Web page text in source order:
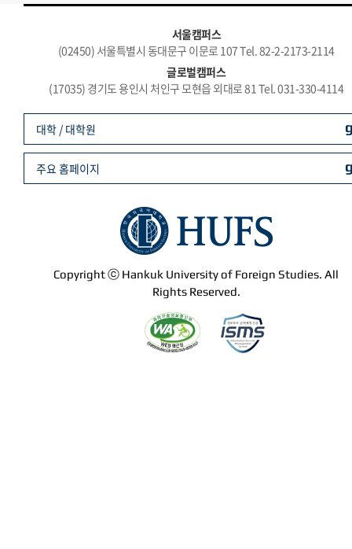
서울캠퍼스
(02450) 서울특별시 동대문구 이문로 107 Tel. 82-2-2173-2114
글로벌캠퍼스
(17035) 경기도 용인시 처인구 모현읍 외대로 81 Tel. 031-330-4114
Copyright ⓒ Hankuk University of Foreign Studies. All
Rights Reserved.
대학 / 대학원
주요 홈페이지